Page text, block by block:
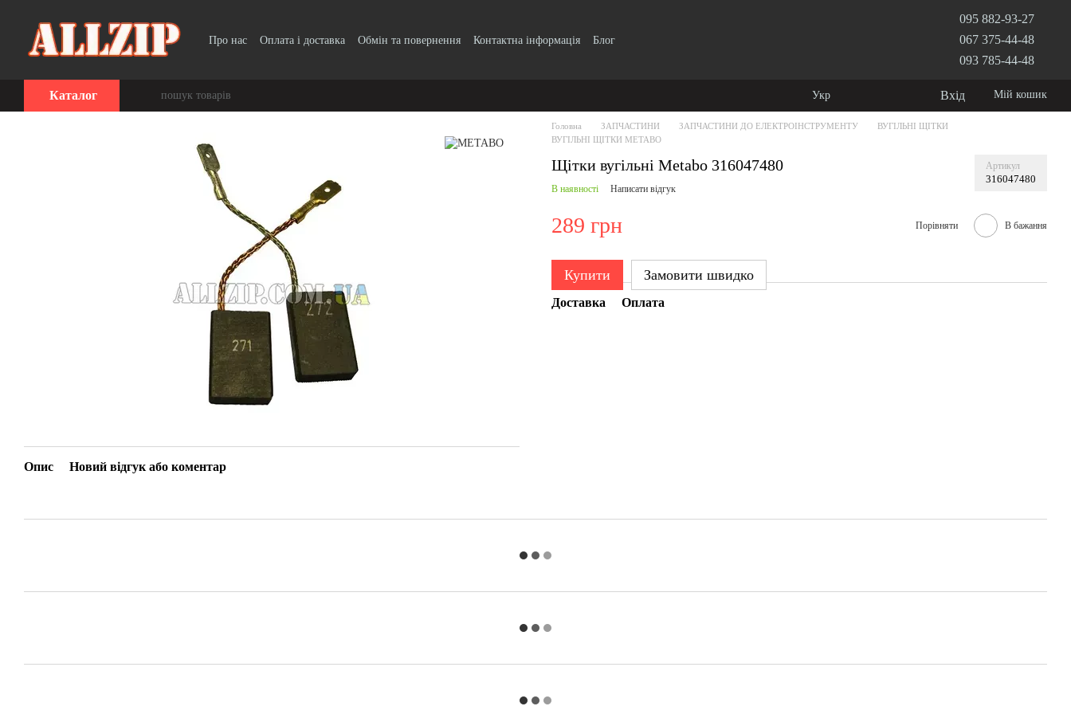
Про нас Оплата і доставка Обмін та повернення Контактна інформація Блог
095 882-93-27
067 375-44-48
093 785-44-48
Каталог Укр Вхід Мій кошик
Опис Новий відгук або коментар
Головна ЗАПЧАСТИНИ ЗАПЧАСТИНИ ДО ЕЛЕКТРОІНСТРУМЕНТУ
ВУГІЛЬНІ ЩІТКИ
ВУГІЛЬНІ ЩІТКИ METABO
Щітки вугільні Metabo 316047480 Артикул
316047480
В наявності Написати відгук
289 грн Порівняти В бажання
Купити Замовити швидко
Доставка Оплата